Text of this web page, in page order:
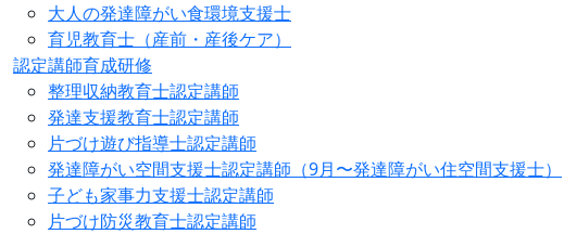
大人の発達障がい食環境支援士
育児教育士（産前・産後ケア）
認定講師育成研修
整理収納教育士認定講師
発達支援教育士認定講師
片づけ遊び指導士認定講師
発達障がい空間支援士認定講師（9月〜発達障がい住空間支援士）
子ども家事力支援士認定講師
片づけ防災教育士認定講師